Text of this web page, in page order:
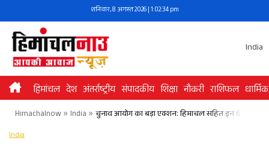
to
content
शनिवार, 8 अगस्त 2026 | 1:02:34 pm
India
हिमांचल देश अंतर्राष्ट्रीय संपादकीय शिक्षा नौकरी राशिफल धार्मिक
Himachalnow» India » चुनाव आयोग का बड़ा एक्शन: हिमाचल सहित इन 6 राज्यों
India